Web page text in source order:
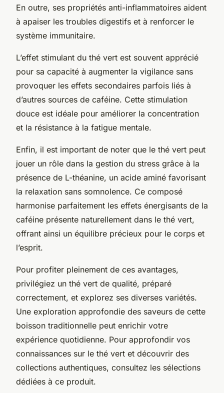
En outre, ses propriétés anti-inflammatoires aident
à apaiser les troubles digestifs et à renforcer le
système immunitaire.
L’effet stimulant du thé vert est souvent apprécié
pour sa capacité à augmenter la vigilance sans
provoquer les effets secondaires parfois liés à
d’autres sources de caféine. Cette stimulation
douce est idéale pour améliorer la concentration
et la résistance à la fatigue mentale.
Enfin, il est important de noter que le thé vert peut
jouer un rôle dans la gestion du stress grâce à la
présence de L-théanine, un acide aminé favorisant
la relaxation sans somnolence. Ce composé
harmonise parfaitement les effets énergisants de la
caféine présente naturellement dans le thé vert,
offrant ainsi un équilibre précieux pour le corps et
l’esprit.
Pour profiter pleinement de ces avantages,
privilégiez un thé vert de qualité, préparé
correctement, et explorez ses diverses variétés.
Une exploration approfondie des saveurs de cette
boisson traditionnelle peut enrichir votre
expérience quotidienne. Pour approfondir vos
connaissances sur le thé vert et découvrir des
collections authentiques, consultez les sélections
dédiées à ce produit.